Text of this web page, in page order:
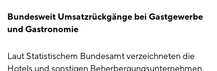
Bundesweit Umsatzrückgänge bei Gastgewerbe
und Gastronomie
Laut Statistischem Bundesamt verzeichneten die